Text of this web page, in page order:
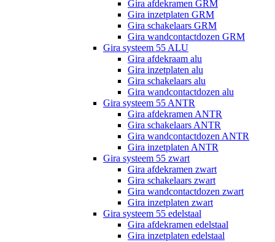
Gira afdekramen GRM
Gira inzetplaten GRM
Gira schakelaars GRM
Gira wandcontactdozen GRM
Gira systeem 55 ALU
Gira afdekraam alu
Gira inzetplaten alu
Gira schakelaars alu
Gira wandcontactdozen alu
Gira systeem 55 ANTR
Gira afdekramen ANTR
Gira schakelaars ANTR
Gira wandcontactdozen ANTR
Gira inzetplaten ANTR
Gira systeem 55 zwart
Gira afdekramen zwart
Gira schakelaars zwart
Gira wandcontactdozen zwart
Gira inzetplaten zwart
Gira systeem 55 edelstaal
Gira afdekramen edelstaal
Gira inzetplaten edelstaal